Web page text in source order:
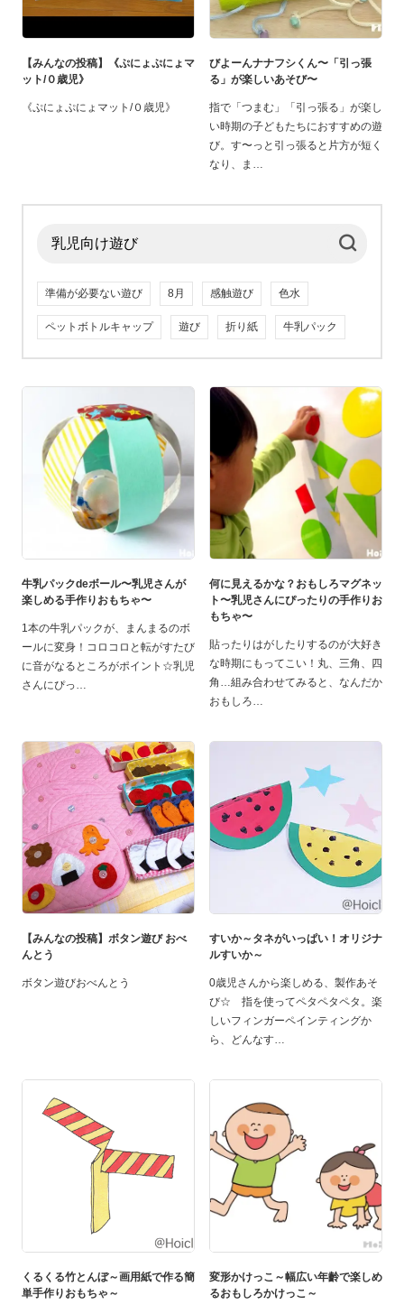
【みんなの投稿】《ぷにょぷにょマ
ット/０歳児》
《ぷにょぷにょマット/０歳児》
びよーんナナフシくん〜「引っ張
る」が楽しいあそび〜
指で「つまむ」「引っ張る」が楽し
い時期の子どもたちにおすすめの遊
び。す〜っと引っ張ると片方が短く
なり、ま
準備が必要ない遊び 8月 感触遊び 色水
ペットボトルキャップ 遊び 折り紙 牛乳パック
牛乳パックdeボール〜乳児さんが
楽しめる手作りおもちゃ〜
1本の牛乳パックが、まんまるのボ
ールに変身！コロコロと転がすたび
に音がなるところがポイント☆乳児
さんにぴっ
何に見えるかな？おもしろマグネッ
ト〜乳児さんにぴったりの手作りお
もちゃ〜
貼ったりはがしたりするのが大好き
な時期にもってこい！丸、三角、四
角…組み合わせてみると、なんだか
おもしろ
【みんなの投稿】ボタン遊び おべ
んとう
ボタン遊びおべんとう
すいか～タネがいっぱい！オリジナ
ルすいか～
0歳児さんから楽しめる、製作あそ
び☆ 指を使ってペタペタペタ。楽
しいフィンガーペインティングか
ら、どんなす
くるくる竹とんぼ～画用紙で作る簡
単手作りおもちゃ～
変形かけっこ～幅広い年齡で楽しめ
るおもしろかけっこ～